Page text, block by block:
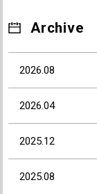
Archive
2026.08
2026.04
2025.12
2025.08